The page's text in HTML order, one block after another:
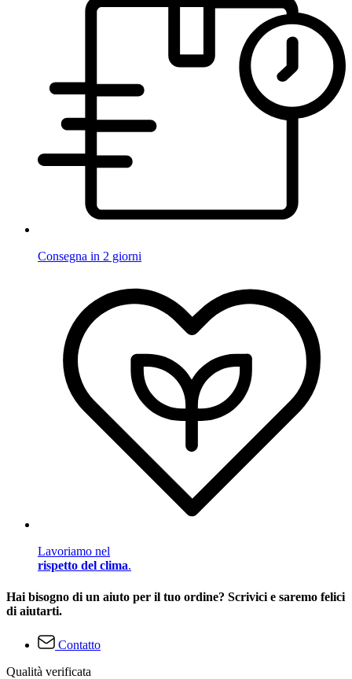
Consegna in 2 giorni
Lavoriamo nel
rispetto del clima.
Hai bisogno di un aiuto per il tuo ordine? Scrivici e saremo felici
di aiutarti.
Contatto
Qualità verificata